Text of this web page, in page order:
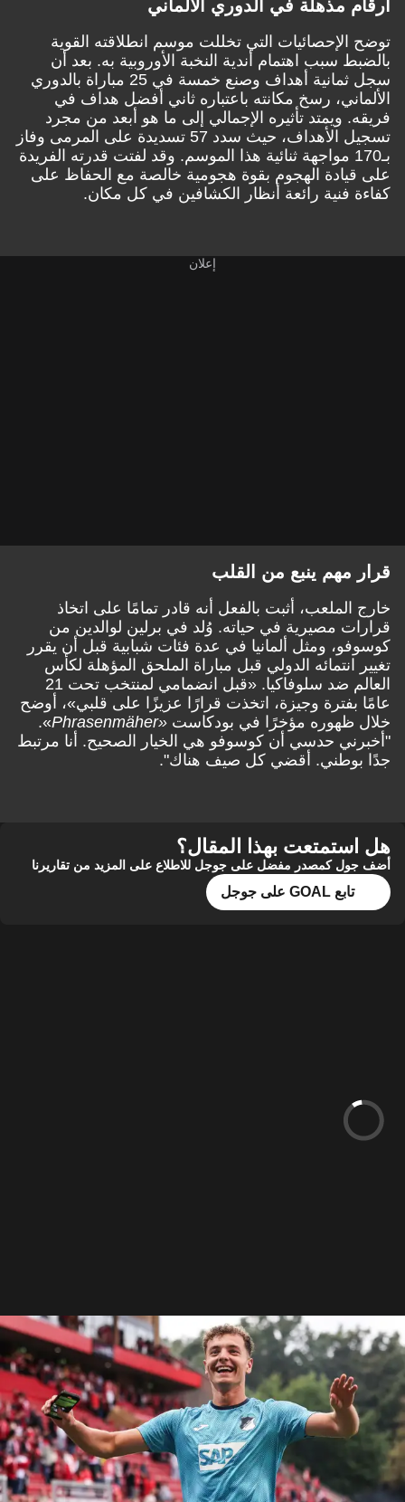
أرقام مذهلة في الدوري الألماني
توضح الإحصائيات التي تخللت موسم انطلاقته القوية
بالضبط سبب اهتمام أندية النخبة الأوروبية به. بعد أن
سجل ثمانية أهداف وصنع خمسة في 25 مباراة بالدوري
الألماني، رسخ مكانته باعتباره ثاني أفضل هداف في
فريقه. ويمتد تأثيره الإجمالي إلى ما هو أبعد من مجرد
تسجيل الأهداف، حيث سدد 57 تسديدة على المرمى وفاز
بـ170 مواجهة ثنائية هذا الموسم. وقد لفتت قدرته الفريدة
على قيادة الهجوم بقوة هجومية خالصة مع الحفاظ على
كفاءة فنية رائعة أنظار الكشافين في كل مكان.
قرار مهم ينبع من القلب
خارج الملعب، أثبت بالفعل أنه قادر تمامًا على اتخاذ
قرارات مصيرية في حياته. وُلد في برلين لوالدين من
كوسوفو، ومثل ألمانيا في عدة فئات شبابية قبل أن يقرر
تغيير انتمائه الدولي قبل مباراة الملحق المؤهلة لكأس
العالم ضد سلوفاكيا. «قبل انضمامي لمنتخب تحت 21
عامًا بفترة وجيزة، اتخذت قرارًا عزيزًا على قلبي»، أوضح
خلال ظهوره مؤخرًا في بودكاست «Phrasenmäher
».
"أخبرني حدسي أن كوسوفو هي الخيار الصحيح. أنا مرتبط
جدًا بوطني. أقضي كل صيف هناك".
هل استمتعت بهذا المقال؟
أضف جول كمصدر مفضل على جوجل للاطلاع على المزيد من تقاريرنا
تابع GOAL على جوجل